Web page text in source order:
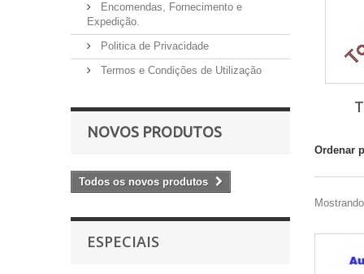
Encomendas, Fornecimento e
Expedição.
Politica de Privacidade
Termos e Condições de Utilização
NOVOS PRODUTOS
Todos os novos produtos
ESPECIAIS
Ordenar